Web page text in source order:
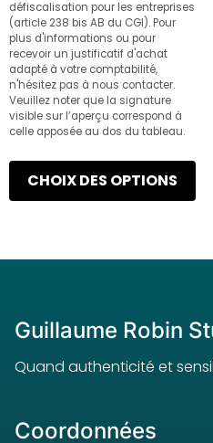
CHOIX DES OPTIONS
Guillaume Robin
Quand authenticité et
Coordonnées